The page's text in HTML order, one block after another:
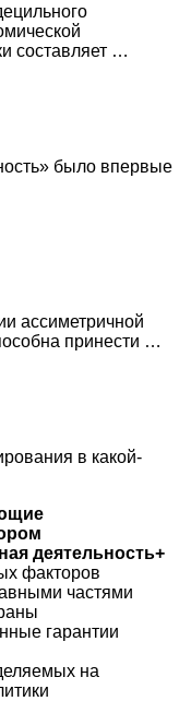
составляет …
было впервые
ассиметричной
принести …
в какой-
деятельность+
факторов
частями
гарантии
на